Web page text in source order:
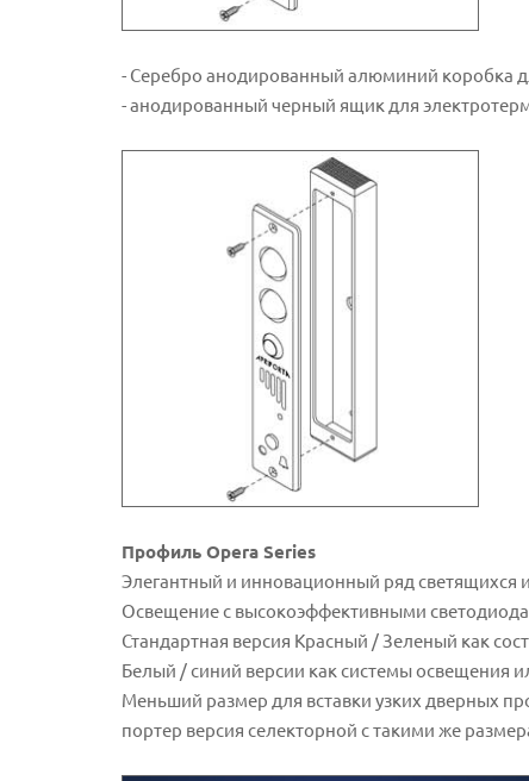
- Серебро анодированный алюминий коробка
- анодированный черный ящик для
Профиль Opera Series
Элегантный и инновационный ряд светящихся
Освещение с высокоэффективными
Стандартная версия Красный / Зеленый как
Белый / синий версии как системы освещения
Меньший размер для вставки узких дверных
портер версия селекторной с такими же